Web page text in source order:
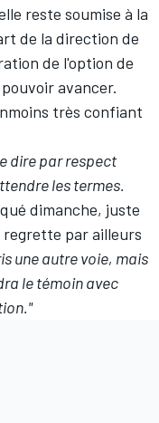
reste soumise à la
de la direction de
de l'option de
avancer.
très confiant
dire par respect
les termes.
dimanche, juste
regrette par ailleurs
une autre voie, mais
le témoin avec